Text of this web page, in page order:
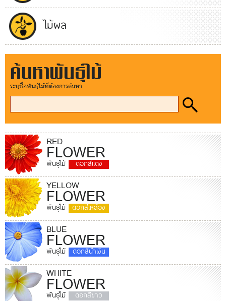
ไม้ผล
ค้นหาพันธุ์ไม้
ระบุชื่อพันธุ์ไม้ที่ต้องการค้นหา
RED
FLOWER
พันธุ์ไม้ ดอกสีแดง
YELLOW
FLOWER
พันธุ์ไม้ ดอกสีเหลือง
BLUE
FLOWER
พันธุ์ไม้ ดอกสีน้ำเงิน
WHITE
FLOWER
พันธุ์ไม้ ดอกสีขาว